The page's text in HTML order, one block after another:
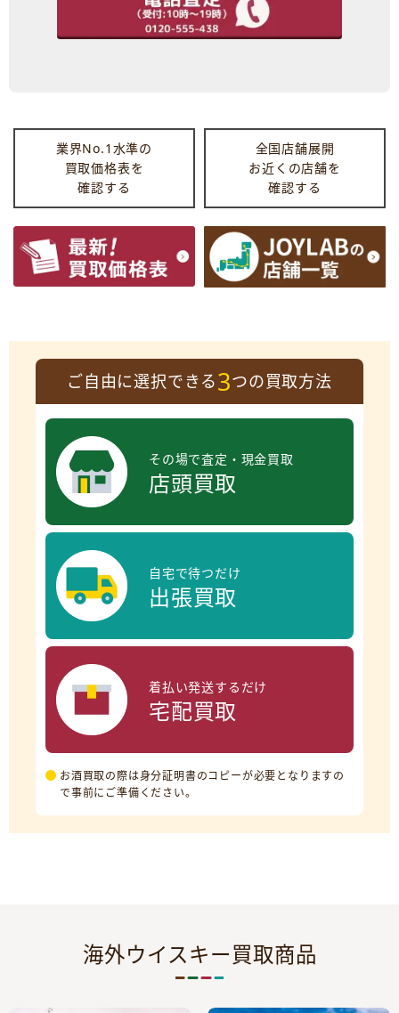
業界No.1水準の
買取価格表を
確認する
全国店舗展開
お近くの店舗を
確認する
ご自由に選択できる3つの買取方法
その場で査定・現金買取
店頭買取
自宅で待つだけ
出張買取
着払い発送するだけ
宅配買取
お酒買取の際は身分証明書のコピーが必要となりますの
で事前にご準備ください。
海外ウイスキー買取商品